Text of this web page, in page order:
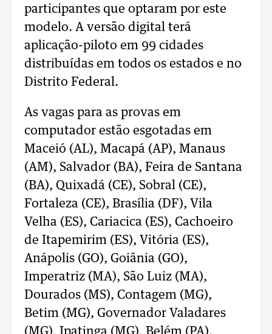
participantes que optaram por este
modelo. A versão digital terá
aplicação-piloto em 99 cidades
distribuídas em todos os estados e no
Distrito Federal.
As vagas para as provas em
computador estão esgotadas em
Maceió (AL), Macapá (AP), Manaus
(AM), Salvador (BA), Feira de Santana
(BA), Quixadá (CE), Sobral (CE),
Fortaleza (CE), Brasília (DF), Vila
Velha (ES), Cariacica (ES), Cachoeiro
de Itapemirim (ES), Vitória (ES),
Anápolis (GO), Goiânia (GO),
Imperatriz (MA), São Luiz (MA),
Dourados (MS), Contagem (MG),
Betim (MG), Governador Valadares
(MG), Ipatinga (MG), Belém (PA),